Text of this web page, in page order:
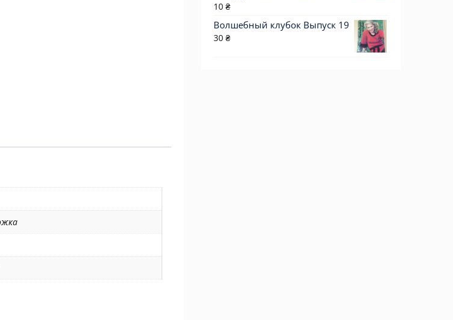
10 ₴
Волшебный клубок Выпуск 19
30 ₴